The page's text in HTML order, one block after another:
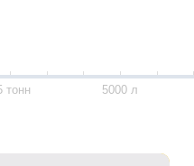
тонн 5000 л